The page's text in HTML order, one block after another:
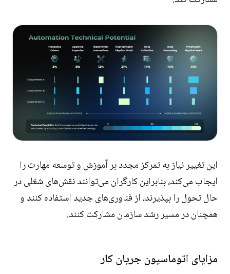
این تغییر نیاز به تمرکز مجدد بر آموزش و توسعه مهارت را
ایجاب می‌کند، بنابراین کارگران می‌توانند نقش‌های شغلی در
حال تحول را بپذیرند، از فناوری‌های جدید استفاده کنند و
همچنان در مسیر رشد سازمان مشارکت کنند.
مزایای اتوماسیون جریان کار